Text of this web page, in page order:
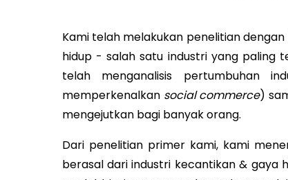
Kami telah melakukan penelitian
hidup - salah satu industri yang paling
telah menganalisis pertumbuhan
memperkenalkan social commerce)
mengejutkan bagi banyak orang.
Dari penelitian primer kami, kami
berasal dari industri kecantikan & gaya